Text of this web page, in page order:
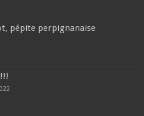
pépite perpignanaise